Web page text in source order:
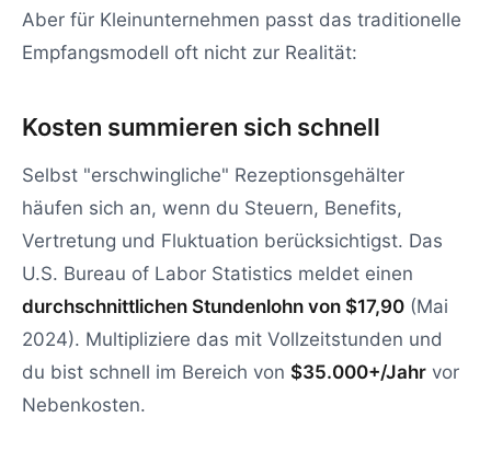
Aber für Kleinunternehmen passt das traditionelle
Empfangsmodell oft nicht zur Realität:
Kosten summieren sich schnell
Selbst "erschwingliche" Rezeptionsgehälter
häufen sich an, wenn du Steuern, Benefits,
Vertretung und Fluktuation berücksichtigst. Das
U.S. Bureau of Labor Statistics meldet einen
durchschnittlichen Stundenlohn von $17,90 (Mai
2024). Multipliziere das mit Vollzeitstunden und
du bist schnell im Bereich von $35.000+/Jahr vor
Nebenkosten.